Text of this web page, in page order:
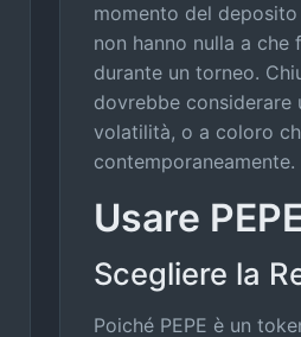
momento del
non hanno nulla a
durante un torneo.
dovrebbe considerare
volatilità, o a coloro
contemporaneamente.
Usare
Scegliere la
Poiché PEPE è un